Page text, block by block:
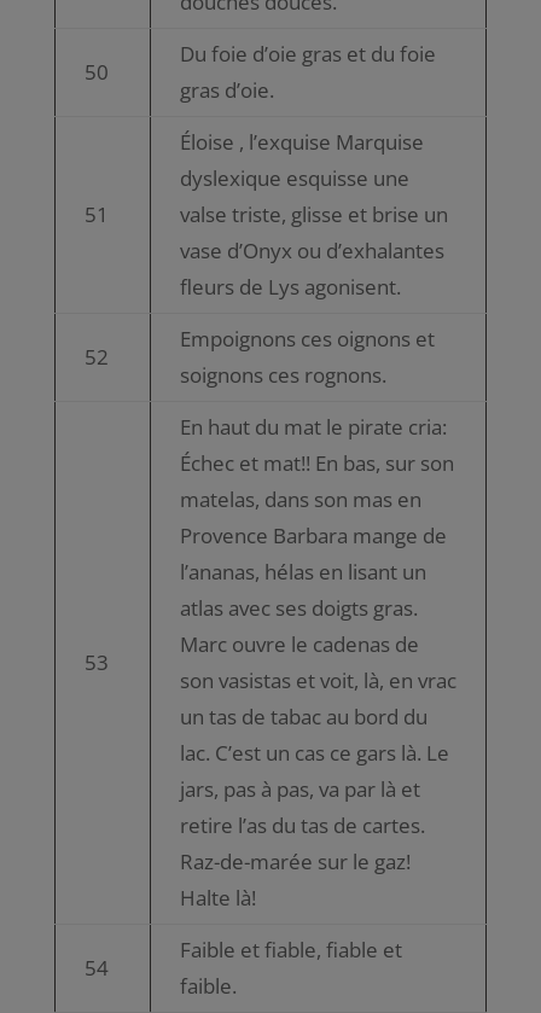
50
Du foie d’oie gras et du foie
gras d’oie.
51
Éloise , l’exquise Marquise
dyslexique esquisse une
valse triste, glisse et brise un
vase d’Onyx ou d’exhalantes
fleurs de Lys agonisent.
52
Empoignons ces oignons et
soignons ces rognons.
53
En haut du mat le pirate cria:
Échec et mat!! En bas, sur son
matelas, dans son mas en
Provence Barbara mange de
l’ananas, hélas en lisant un
atlas avec ses doigts gras.
Marc ouvre le cadenas de
son vasistas et voit, là, en vrac
un tas de tabac au bord du
lac. C’est un cas ce gars là. Le
jars, pas à pas, va par là et
retire l’as du tas de cartes.
Raz-de-marée sur le gaz!
Halte là!
54
Faible et fiable, fiable et
faible.